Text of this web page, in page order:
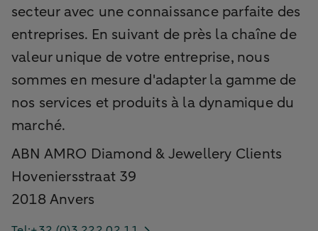
secteur avec une connaissance parfaite des
entreprises. En suivant de près la chaîne de
valeur unique de votre entreprise, nous
sommes en mesure d'adapter la gamme de
nos services et produits à la dynamique du
marché.
ABN AMRO Diamond & Jewellery Clients
Hoveniersstraat 39
2018 Anvers